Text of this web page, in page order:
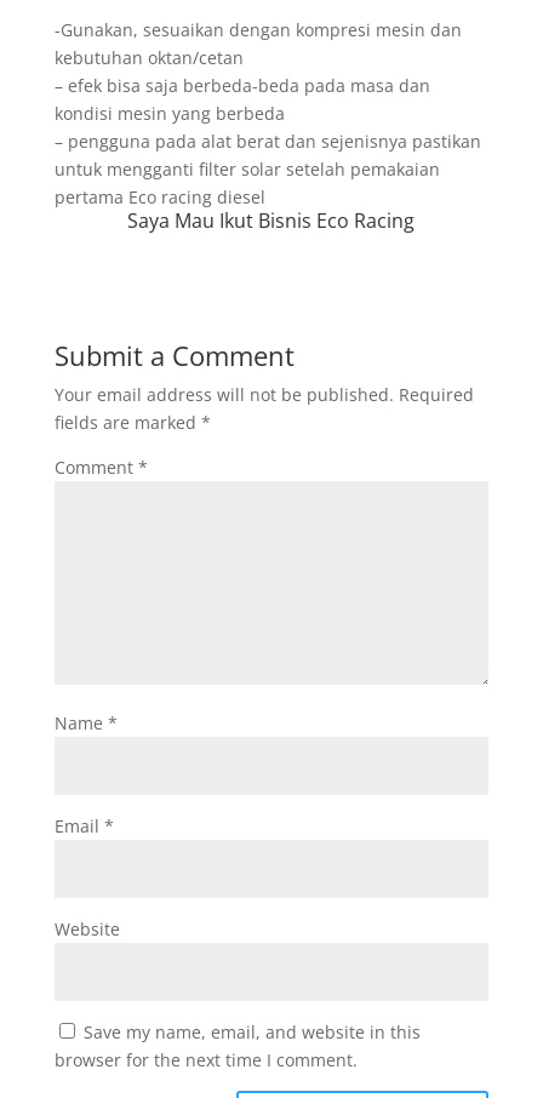
-Gunakan, sesuaikan dengan kompresi mesin dan
kebutuhan oktan/cetan
– efek bisa saja berbeda-beda pada masa dan
kondisi mesin yang berbeda
– pengguna pada alat berat dan sejenisnya pastikan
untuk mengganti filter solar setelah pemakaian
pertama Eco racing diesel
Saya Mau Ikut Bisnis Eco Racing
Submit a Comment
Your email address will not be published. Required
fields are marked *
Comment *
Name *
Email *
Website
Save my name, email, and website in this
browser for the next time I comment.